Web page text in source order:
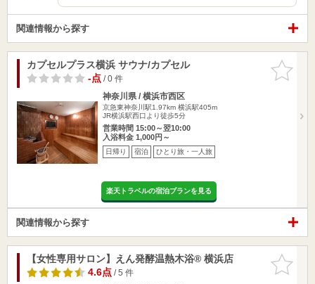
関連情報から探す
お気に入
りに追加
カプセルプラス横浜 サウナ/カプセル
-点/ 0 件
神奈川県 / 横浜市西区
京急東神奈川駅1.97km 横浜駅405m
JR横浜駅西口より徒歩5分
営業時間 15:00～翌10:00
入浴料金 1,000円～
日帰り 宿泊 ひとり旅・一人旅
楽天トラベルの宿泊プランを見る
関連情報から探す
お気に入
りに追加
【女性専用サロン】えん発酵温熱木浴® 横浜店
4.6点/ 5 件